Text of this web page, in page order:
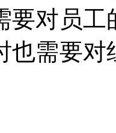
要对员
也需要